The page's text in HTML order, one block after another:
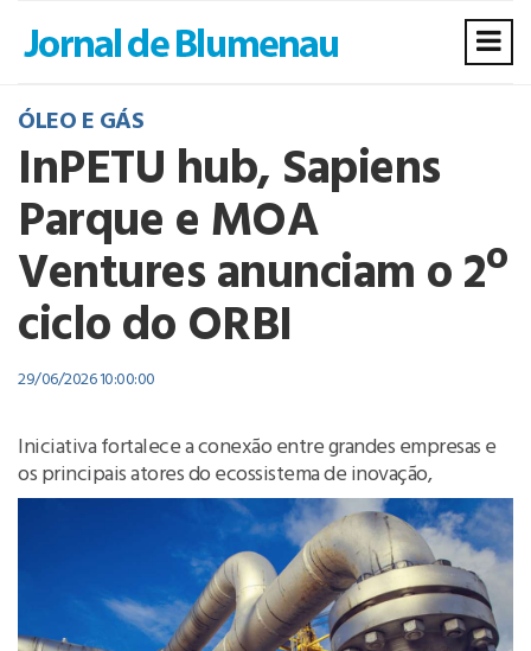
ÓLEO E GÁS
InPETU hub, Sapiens
Parque e MOA
Ventures anunciam o 2º
ciclo do ORBI
29/06/2026 10:00:00
Iniciativa fortalece a conexão entre grandes empresas e
os principais atores do ecossistema de inovação,